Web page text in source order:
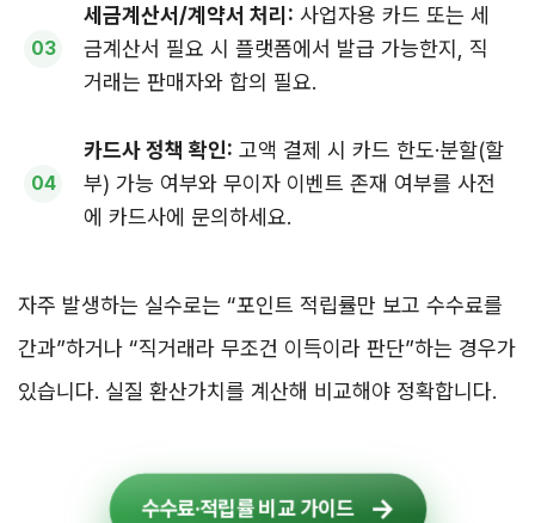
세금계산서/계약서 처리: 사업자용 카드 또는 세
금계산서 필요 시 플랫폼에서 발급 가능한지, 직
거래는 판매자와 합의 필요.
카드사 정책 확인: 고액 결제 시 카드 한도·분할(할
부) 가능 여부와 무이자 이벤트 존재 여부를 사전
에 카드사에 문의하세요.
자주 발생하는 실수로는 “포인트 적립률만 보고 수수료를
간과”하거나 “직거래라 무조건 이득이라 판단”하는 경우가
있습니다. 실질 환산가치를 계산해 비교해야 정확합니다.
수수료·적립률 비교 가이드